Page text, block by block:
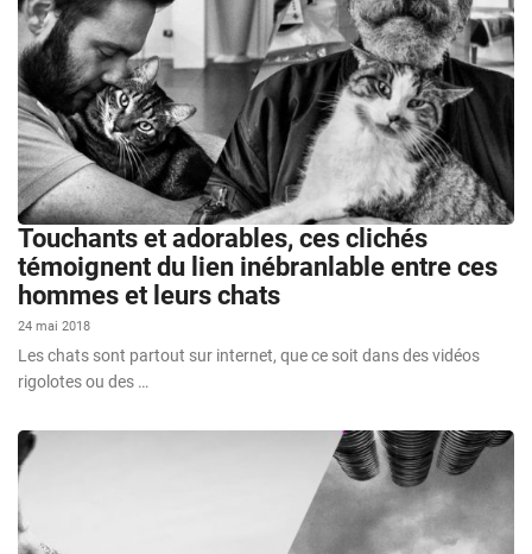
Touchants et adorables, ces clichés
témoignent du lien inébranlable entre ces
hommes et leurs chats
24 mai 2018
Les chats sont partout sur internet, que ce soit dans des vidéos
rigolotes ou des …